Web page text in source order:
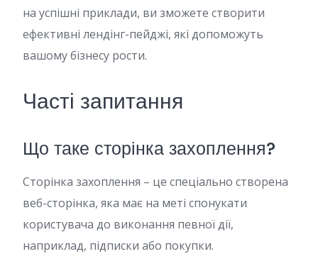
на успішні приклади, ви зможете створити
ефективні лендінг-пейджі, які допоможуть
вашому бізнесу рости.
Часті запитання
Що таке сторінка захоплення?
Сторінка захоплення – це спеціально створена
веб-сторінка, яка має на меті спонукати
користувача до виконання певної дії,
наприклад, підписки або покупки.